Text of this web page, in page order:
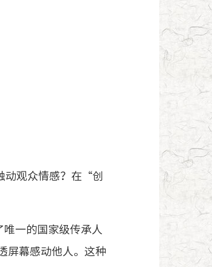
动观众情感？在“创
一的国家级传承人
屏幕感动他人。这种